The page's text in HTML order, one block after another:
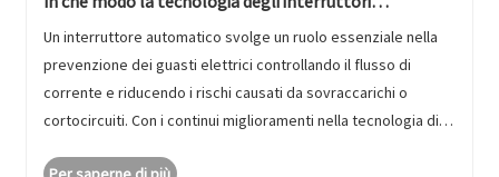
Un interruttore automatico svolge un ruolo essenziale nella
prevenzione dei guasti elettrici controllando il flusso di
corrente e riducendo i rischi causati da sovraccarichi o
cortocircuiti. Con i continui miglioramenti nella tecnologia di